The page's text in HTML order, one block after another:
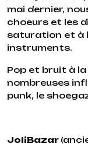
mai dernier,
choeurs et les
saturation et à
instruments.
Pop et bruit à
nombreuses
punk, le
JoliBazar